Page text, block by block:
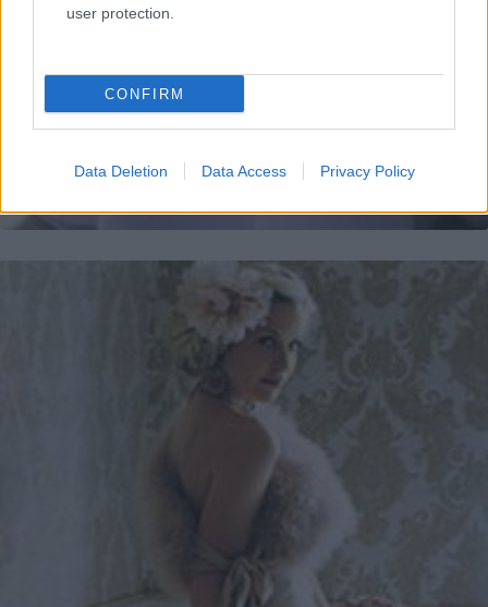
user protection.
CONFIRM
Data Deletion Data Access Privacy Policy